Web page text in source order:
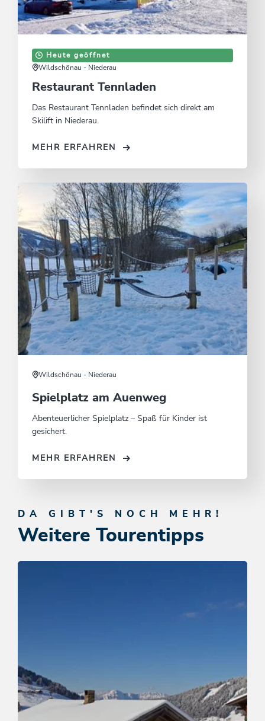
Heute geöffnet
Wildschönau - Niederau
Restaurant Tennladen
Das Restaurant Tennladen befindet sich direkt am
Skilift in Niederau.
MEHR ERFAHREN
Wildschönau - Niederau
Spielplatz am Auenweg
Abenteuerlicher Spielplatz – Spaß für Kinder ist
gesichert.
MEHR ERFAHREN
DA GIBT'S NOCH MEHR!
Weitere Tourentipps